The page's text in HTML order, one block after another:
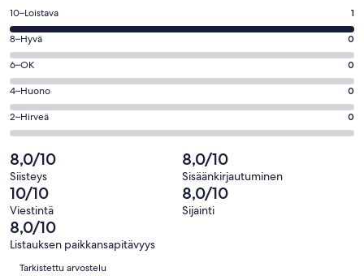
ikkunaan
Arvosana
10
-
Loistava.
1
kautta
1
arvostelua
10–Loistava 1
Arvosana
8
-
Hyvä.
0
kautta
arvostelua
8–Hyvä 0
Arvosana
6
-
OK.
0
kautta
1
arvostelua
6–OK 0
Arvosana
4
-
0
kautta
1
arvostelua
4–Huono 0
Arvosana
2
-
Hirveä.
0
kautta
1
arvostelua
2–Hirveä 0
8,0/10
Siisteys
8,0/10
Sisäänkirjautuminen
10/10
Viestintä
8,0/10
Sijainti
8,0/10
Listauksen paikkansapitävyys
Arvostelut
Tarkistettu arvostelu